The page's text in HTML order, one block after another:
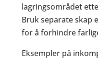
lagringsområdet
Bruk separate skap
for å forhindre
Eksempler på